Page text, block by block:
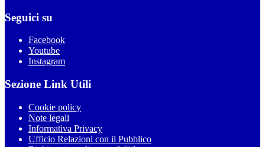
Seguici su
Facebook
Youtube
Instagram
Sezione Link Utili
Cookie policy
Note legali
Informativa Privacy
Ufficio Relazioni con il Pubblico